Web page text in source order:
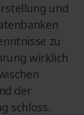
und
zu
wirklich
der
schloss.